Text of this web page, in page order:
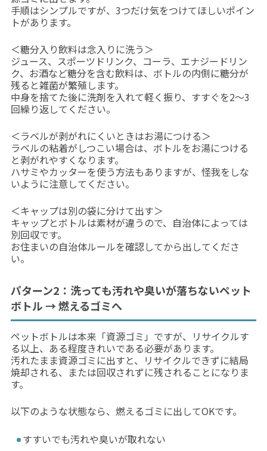
手順はシンプルですが、3つだけ気をつけてほしいポイン
トがあります。
＜糖分入り飲料は念入りに洗う＞
ジュース、スポーツドリンク、コーラ、エナジードリン
ク、お酒など糖分を含む飲料は、ボトルの内側に糖分が
残ると雑菌が繁殖します。
中身を捨てた後に洗剤を入れて軽く振り、すすぐを2〜3
回繰り返してください。
＜ラベルが剥がれにくいときはお湯につける＞
ラベルの粘着がしつこい場合は、ボトルをお湯につける
と剥がれやすくなります。
ハサミやカッターを使う方法もありますが、怪我をしな
いように注意してください。
＜キャップは別の袋に分けて出す＞
キャップとボトルは素材が違うので、自治体によっては
別回収です。
お住まいの自治体ルールを確認してから出してくださ
い。
パターン2：洗っても汚れや臭いが落ちないペット
ボトル → 燃えるゴミへ
ペットボトルは本来「資源ゴミ」ですが、リサイクルす
る以上、ある程度きれいである必要があります。
汚れたまま資源ゴミに出すと、リサイクルできずに結局
焼却される、または回収されずに残されることになりま
す。
以下のような状態なら、燃えるゴミに出してOKです。
すすいでも汚れや臭いが取れない